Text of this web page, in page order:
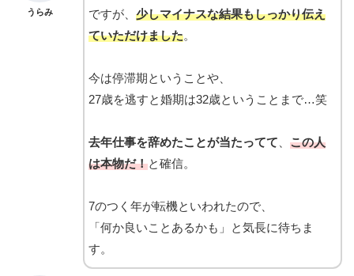
うらみ
ですが、 少しマイナスな結果もしっかり伝え
ていただけました。
今は停滞期ということや、
27歳を逃すと婚期は32歳ということまで…笑
去年仕事を辞めたことが当たってて
この人
は本物だ！と確信。
7のつく年が転機といわれたので、
「何か良いことあるかも」と気長に待ちま
す。